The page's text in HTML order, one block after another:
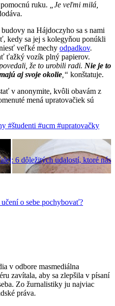
ruku.
„Je veľmi milá,
na Hájdoczyho sa s nami
kedy sa jej s kolegyňou ponúkli
veľké mechy odpadkov.
ťažký vozík plný papierov.
že to urobili radi. Nie je to
aj svoje okolie ,“ konštatuje.
v anonymite, kvôli obavám z
mená upratovačiek sú
#študenti #ucm #upratovačky
6 dôležitých udalostí, ktoré nás
o sebe pochybovať?
v odbore masmediálna
zavítala, aby sa zlepšila v písaní
Zo žurnalistiky ju najviac
práva.